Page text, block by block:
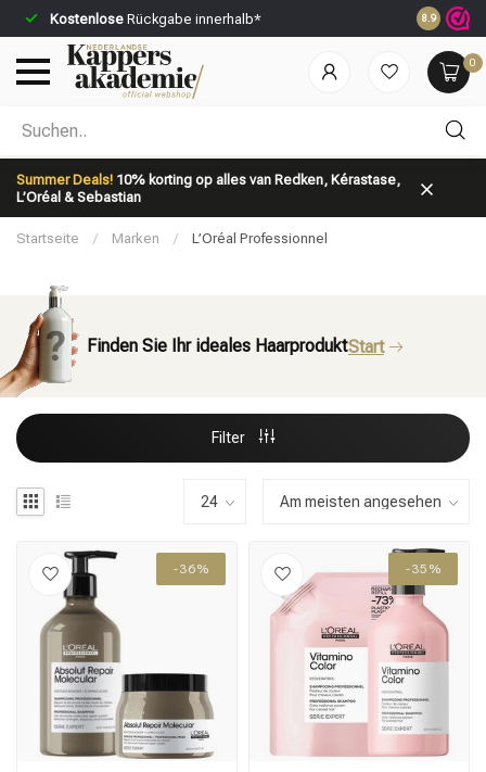
Kostenlose Rückgabe innerhalb* Vor 23:59
8.9
0
Summer Deals! 10% korting op alles van Redken, Kérastase,
L’Oréal & Sebastian
Nach welcher Kategorie suchst du?
Marken Haarpflege
Startseite / Marken / L’Oréal Professionnel
Finden Sie Ihr ideales HaarproduktStart
Filter
-36% -35%